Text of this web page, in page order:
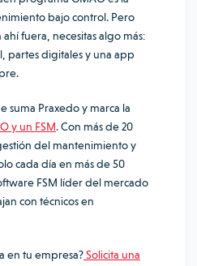
bajo control. Pero
fuera, necesitas algo más:
partes digitales y una app
suma Praxedo y marca la
y un FSM. Con más de 20
del mantenimiento y
cada día en más de 50
FSM líder del mercado
con técnicos en
en tu empresa?Solicita una